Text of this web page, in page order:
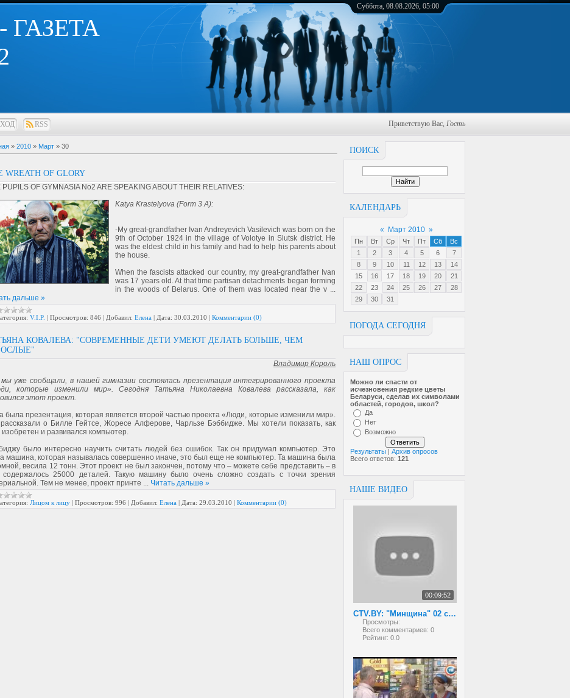
ГАЗЕТА
Суббота, 08.08.2026, 05:00
RSS Приветствую Вас, Гость
ПОИСК
КАЛЕНДАРЬ
« Март 2010 »
Пн Вт Ср Чт Пт Сб
Вс
1
2 3 4 5 6
7
8
9 10 11 12 13
14
15
16 17 18 19 20
21
22
23 24 25 26 27
28
29
30 31
ПОГОДА СЕГОДНЯ
НАШ ОПРОС
Можно ли спасти от
исчезновен­ия редкие цветы
Беларуси, сделав их символами
областей, городов, школ?
Да
Нет
Возможно
Результаты | Архив опросов
Всего ответов: 121
НАШЕ ВИДЕО
00:09:52
CTV.BY: "Минщина" 02 сентября 2013 года
Просмотры:
Всего комментариев: 0
Рейтинг: 0.0
» 2010 » Март » 30
WREATH OF GLORY
PUPILS OF GYMNASIA No2 ARE SPEAKING ABOUT THEIR RELATIVES:
Katya Krastelyova (Form 3 A):
-My great-grandfather Ivan Andreyevich Vasilevich was born on the
9th of October 1924 in the village of Volotye in Slutsk district. He
was the eldest child in his family and had to help his parents about
the house.
When the fascists attacked our country, my great-grandfather Ivan
was 17 years old. At that time partisan detachments began forming
in the woods of Belarus. One of them was located near the v
дальше »
V.I.P. | Просмотров: 846 | Добавил: Елена | Дата: 30.03.2010 | Комментарии (0)
КОВАЛЕВА: "СОВРЕМЕННЫЕ ДЕТИ УМЕЮТ ДЕЛАТЬ БОЛЬШЕ, ЧЕМ
Владимир Король
уже сообщали, в нашей гимназии состоялась презентация интегрированного проекта
которые изменили мир». Сегодня Татьяна Николаевна Ковалева рассказала, как
этот проект.
была презентация, которая является второй частью проекта «Люди, которые изменили мир».
о Билле Гейтсе, Жоресе Алферове, Чарльзе Бэббидже. Мы хотели показать, как
и развивался компьютер.
было интересно научить считать людей без ошибок. Так он придумал компьютер. Это
машина, которая называлась совершенно иначе, это был еще не компьютер. Та машина была
весила 12 тонн. Этот проект не был закончен, потому что – можете себе представить – в
содержалось 25000 деталей. Такую машину было очень сложно создать с точки зрения
Тем не менее, проект принте
Читать дальше »
Лицом к лицу | Просмотров: 996 | Добавил: Елена | Дата: 29.03.2010 | Комментарии (0)